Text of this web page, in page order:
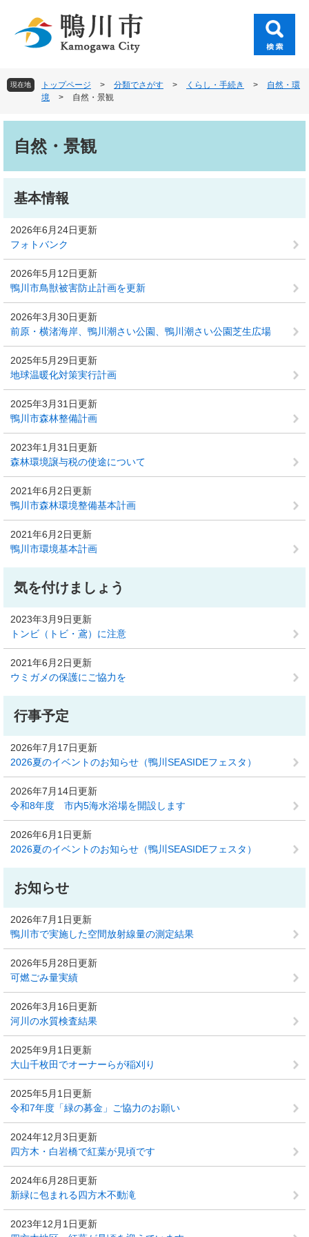
頭
で
。
飛
ば
て
現在地 トップページ > 分類でさがす > くらし・手続き >
自然・環
境
> 自然・景観
自然・景観
基本情報
2026年6月24日更新
フォトバンク
2026年5月12日更新
鴨川市鳥獣被害防止計画を更新
2026年3月30日更新
前原・横渚海岸、鴨川潮さい公園、鴨川潮さい公園芝生広場
2025年5月29日更新
地球温暖化対策実行計画
2025年3月31日更新
鴨川市森林整備計画
2023年1月31日更新
森林環境譲与税の使途について
2021年6月2日更新
鴨川市森林環境整備基本計画
2021年6月2日更新
鴨川市環境基本計画
気を付けましょう
2023年3月9日更新
トンビ（トビ・鳶）に注意
2021年6月2日更新
ウミガメの保護にご協力を
行事予定
2026年7月17日更新
2026夏のイベントのお知らせ（鴨川SEASIDEフェスタ）
2026年7月14日更新
令和8年度 市内5海水浴場を開設します
2026年6月1日更新
2026夏のイベントのお知らせ（鴨川SEASIDEフェスタ）
お知らせ
2026年7月1日更新
鴨川市で実施した空間放射線量の測定結果
2026年5月28日更新
可燃ごみ量実績
2026年3月16日更新
河川の水質検査結果
2025年9月1日更新
大山千枚田でオーナーらが稲刈り
2025年5月1日更新
令和7年度「緑の募金」ご協力のお願い
2024年12月3日更新
四方木・白岩橋で紅葉が見頃です
2024年6月28日更新
新緑に包まれる四方木不動滝
2023年12月1日更新